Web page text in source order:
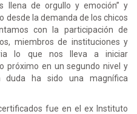
llena de orgullo y emoción” y
desde la demanda de los chicos
con la participación de
miembros de instituciones y
lo que nos lleva a iniciar
próximo en un segundo nivel y
duda ha sido una magnífica
fue en el ex Instituto